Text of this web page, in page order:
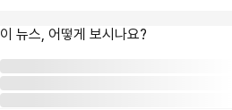
이 뉴스, 어떻게 보시나요?